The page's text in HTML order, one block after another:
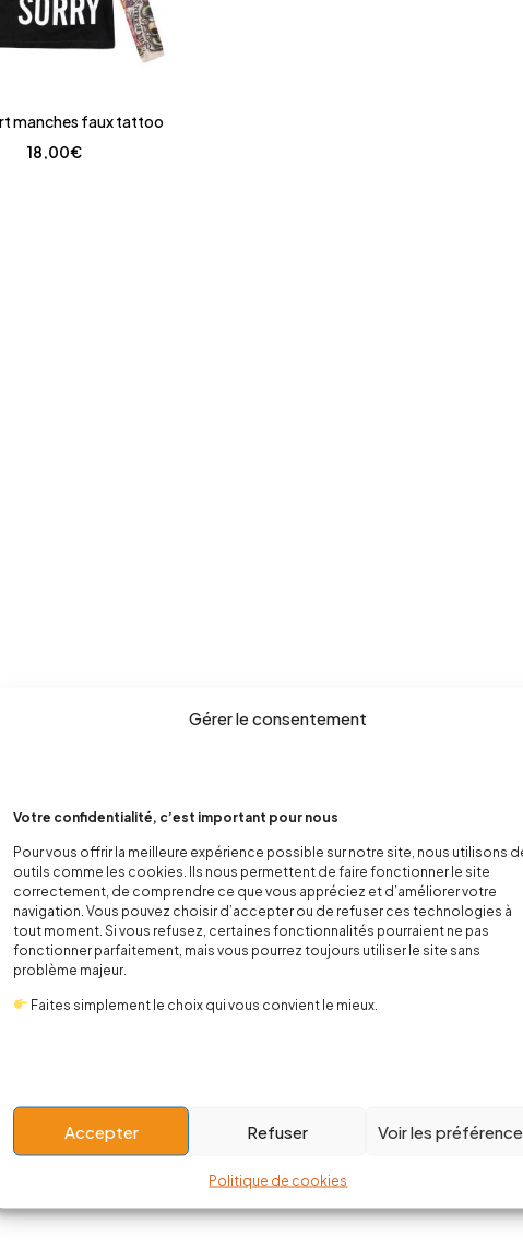
Gérer le consentement
Votre confidentialité, c’est important pour nous
Pour vous offrir la meilleure expérience possible sur notre site, nous utilisons
outils comme les cookies. Ils nous permettent de faire fonctionner le site
correctement, de comprendre ce que vous appréciez et d’améliorer votre
navigation. Vous pouvez choisir d’accepter ou de refuser ces technologies à
tout moment. Si vous refusez, certaines fonctionnalités pourraient ne pas
fonctionner parfaitement, mais vous pourrez toujours utiliser le site sans
problème majeur.
Faites simplement le choix qui vous convient le mieux.
Accepter Refuser Voir les
Politique de cookies
manches faux tattoo
18,00€